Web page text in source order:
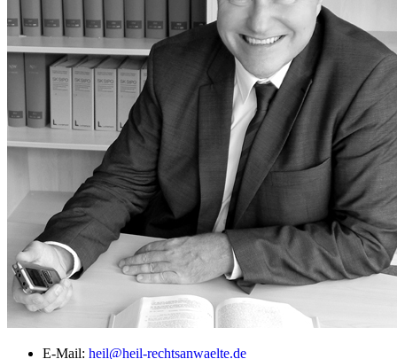
E-Mail: heil@heil-rechtsanwaelte.de